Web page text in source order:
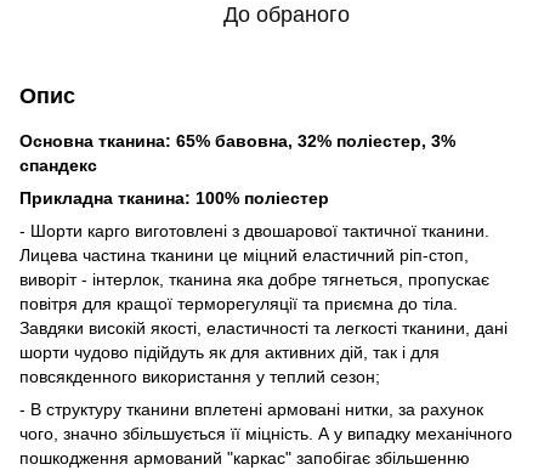
До обраного
Опис
Основна тканина: 65% бавовна, 32% поліестер, 3%
спандекс
Прикладна тканина: 100% поліестер
- Шорти карго виготовлені з двошарової тактичної тканини.
Лицева частина тканини це міцний еластичний ріп-стоп,
виворіт - інтерлок, тканина яка добре тягнеться, пропускає
повітря для кращої терморегуляції та приємна до тіла.
Завдяки високій якості, еластичності та легкості тканини, дані
шорти чудово підійдуть як для активних дій, так і для
повсякденного використання у теплий сезон;
- В структуру тканини вплетені армовані нитки, за рахунок
чого, значно збільшується її міцність. А у випадку механічного
пошкодження армований "каркас" запобігає збільшенню